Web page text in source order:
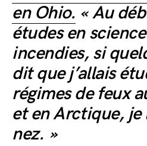
en Ohio. « Au
études en
incendies, si
dit que j’allais
régimes de feux
et en Arctique,
nez. »